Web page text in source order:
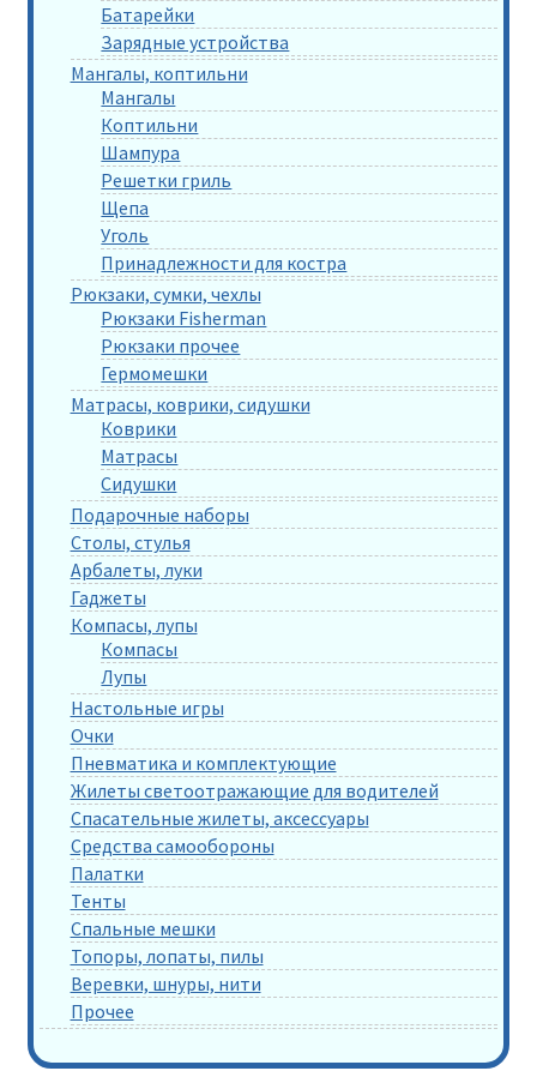
Батарейки
Зарядные устройства
Мангалы, коптильни
Мангалы
Коптильни
Шампура
Решетки гриль
Щепа
Уголь
Принадлежности для костра
Рюкзаки, сумки, чехлы
Рюкзаки Fisherman
Рюкзаки прочее
Гермомешки
Матрасы, коврики, сидушки
Коврики
Матрасы
Сидушки
Подарочные наборы
Столы, стулья
Арбалеты, луки
Гаджеты
Компасы, лупы
Компасы
Лупы
Настольные игры
Очки
Пневматика и комплектующие
Жилеты светоотражающие для водителей
Спасательные жилеты, аксессуары
Средства самообороны
Палатки
Тенты
Спальные мешки
Топоры, лопаты, пилы
Веревки, шнуры, нити
Прочее